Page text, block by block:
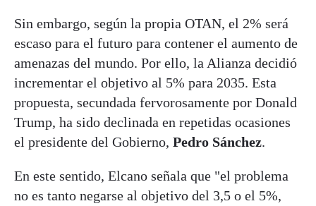
Sin embargo, según la propia OTAN, el 2% será
escaso para el futuro para contener el aumento de
amenazas del mundo. Por ello, la Alianza decidió
incrementar el objetivo al 5% para 2035. Esta
propuesta, secundada fervorosamente por Donald
Trump, ha sido declinada en repetidas ocasiones
el presidente del Gobierno, Pedro Sánchez.
En este sentido, Elcano señala que "el problema
no es tanto negarse al objetivo del 3,5 o el 5%,